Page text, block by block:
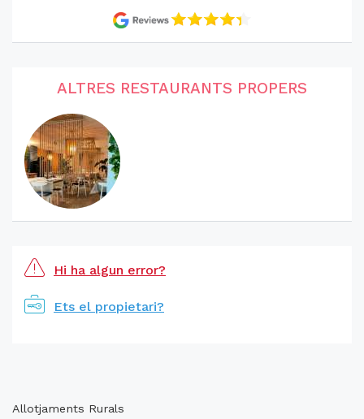
ALTRES RESTAURANTS PROPERS
Hi ha algun error?
Ets el propietari?
Allotjaments Rurals